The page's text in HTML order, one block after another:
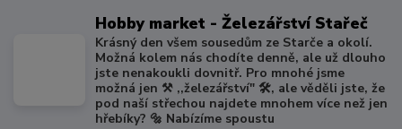
Hobby market - Železářství Stařeč
Krásný den všem sousedům ze Starče a okolí.
Možná kolem nás chodíte denně, ale už dlouho
jste nenakoukli dovnitř. Pro mnohé jsme
možná jen ⚒️ ,,železářství" 🛠️, ale věděli jste, že
pod naší střechou najdete mnohem více než jen
hřebíky? 🔩 Nabízíme spoustu